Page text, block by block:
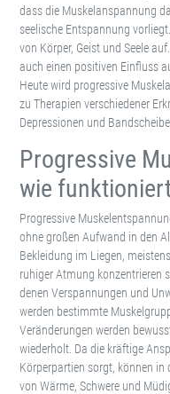
dass die Muskelanspannung
seelische Entspannung
von Körper, Geist und Seele
auch einen positiven Einfluss
Heute wird progressive
zu Therapien verschiedener
Depressionen und
Progressive
wie
Progressive
ohne großen Aufwand in den
Bekleidung im Liegen,
ruhiger Atmung konzentrieren
denen Verspannungen und
werden bestimmte
Veränderungen werden
wiederholt. Da die kräftige
Körperpartien sorgt, können in
von Wärme, Schwere und